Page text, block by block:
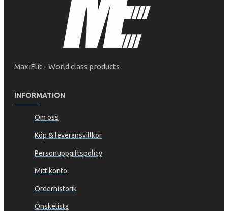
MaxiElit - World class products
INFORMATION
Om oss
Köp & leveransvillkor
Personuppgiftspolicy
Mitt konto
Orderhistorik
Önskelista